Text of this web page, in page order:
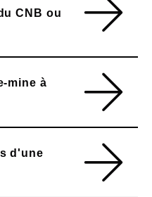
CNB ou
mine à
d'une